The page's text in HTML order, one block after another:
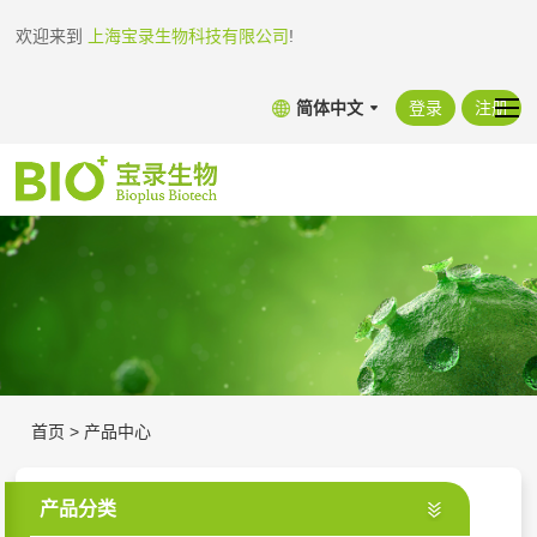
欢迎来到 上海宝录生物科技有限公司!
简体中文 登录 注册
首页 > 产品中心
产品分类